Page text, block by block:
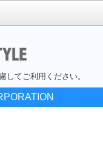
してご利用ください。